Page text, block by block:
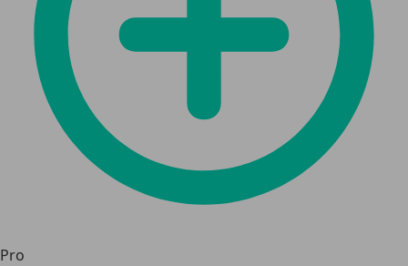
Pro